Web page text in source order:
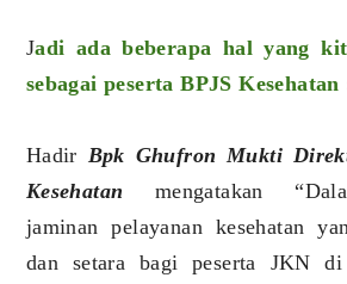
Jadi ada beberapa hal yang
sebagai peserta BPJS Kesehatan
Hadir Bpk Ghufron Mukti
Kesehatan mengatakan
jaminan pelayanan kesehatan
dan setara bagi peserta JKN